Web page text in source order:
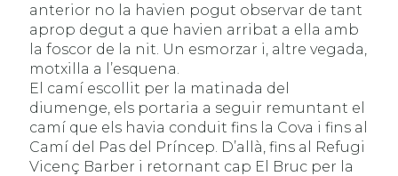
anterior no la havien pogut observar de tant
aprop degut a que havien arribat a ella amb
la foscor de la nit. Un esmorzar i, altre vegada,
motxilla a l’esquena.
El camí escollit per la matinada del
diumenge, els portaria a seguir remuntant el
camí que els havia conduit fins la Cova i fins al
Camí del Pas del Príncep. D’allà, fins al Refugi
Vicenç Barber i retornant cap El Bruc per la